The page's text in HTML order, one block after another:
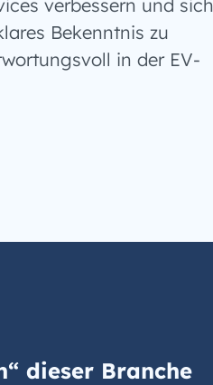
verbessern und sich
Bekenntnis zu
in der EV-
dieser Branche